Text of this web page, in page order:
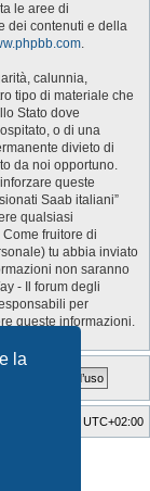
la
le aree di
dei contenuti e della
.
calunnia,
tipo di materiale che
Stato dove
o di una
divieto di
da noi opportuno.
queste
Saab italiani”
qualsiasi
fruitore di
tu abbia inviato
non saranno
- Il forum degli
per
queste informazioni.
UTC+02:00